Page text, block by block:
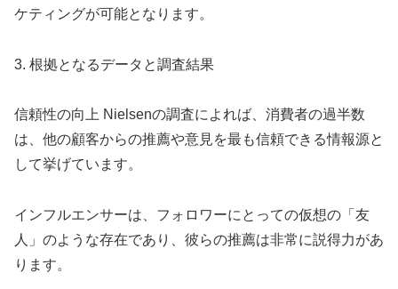
ケティングが可能となります。
3. 根拠となるデータと調査結果
信頼性の向上 Nielsenの調査によれば、消費者の過半数
は、他の顧客からの推薦や意見を最も信頼できる情報源と
して挙げています。
インフルエンサーは、フォロワーにとっての仮想の「友
人」のような存在であり、彼らの推薦は非常に説得力があ
ります。